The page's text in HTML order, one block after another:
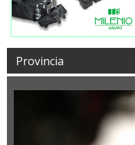
Provincia